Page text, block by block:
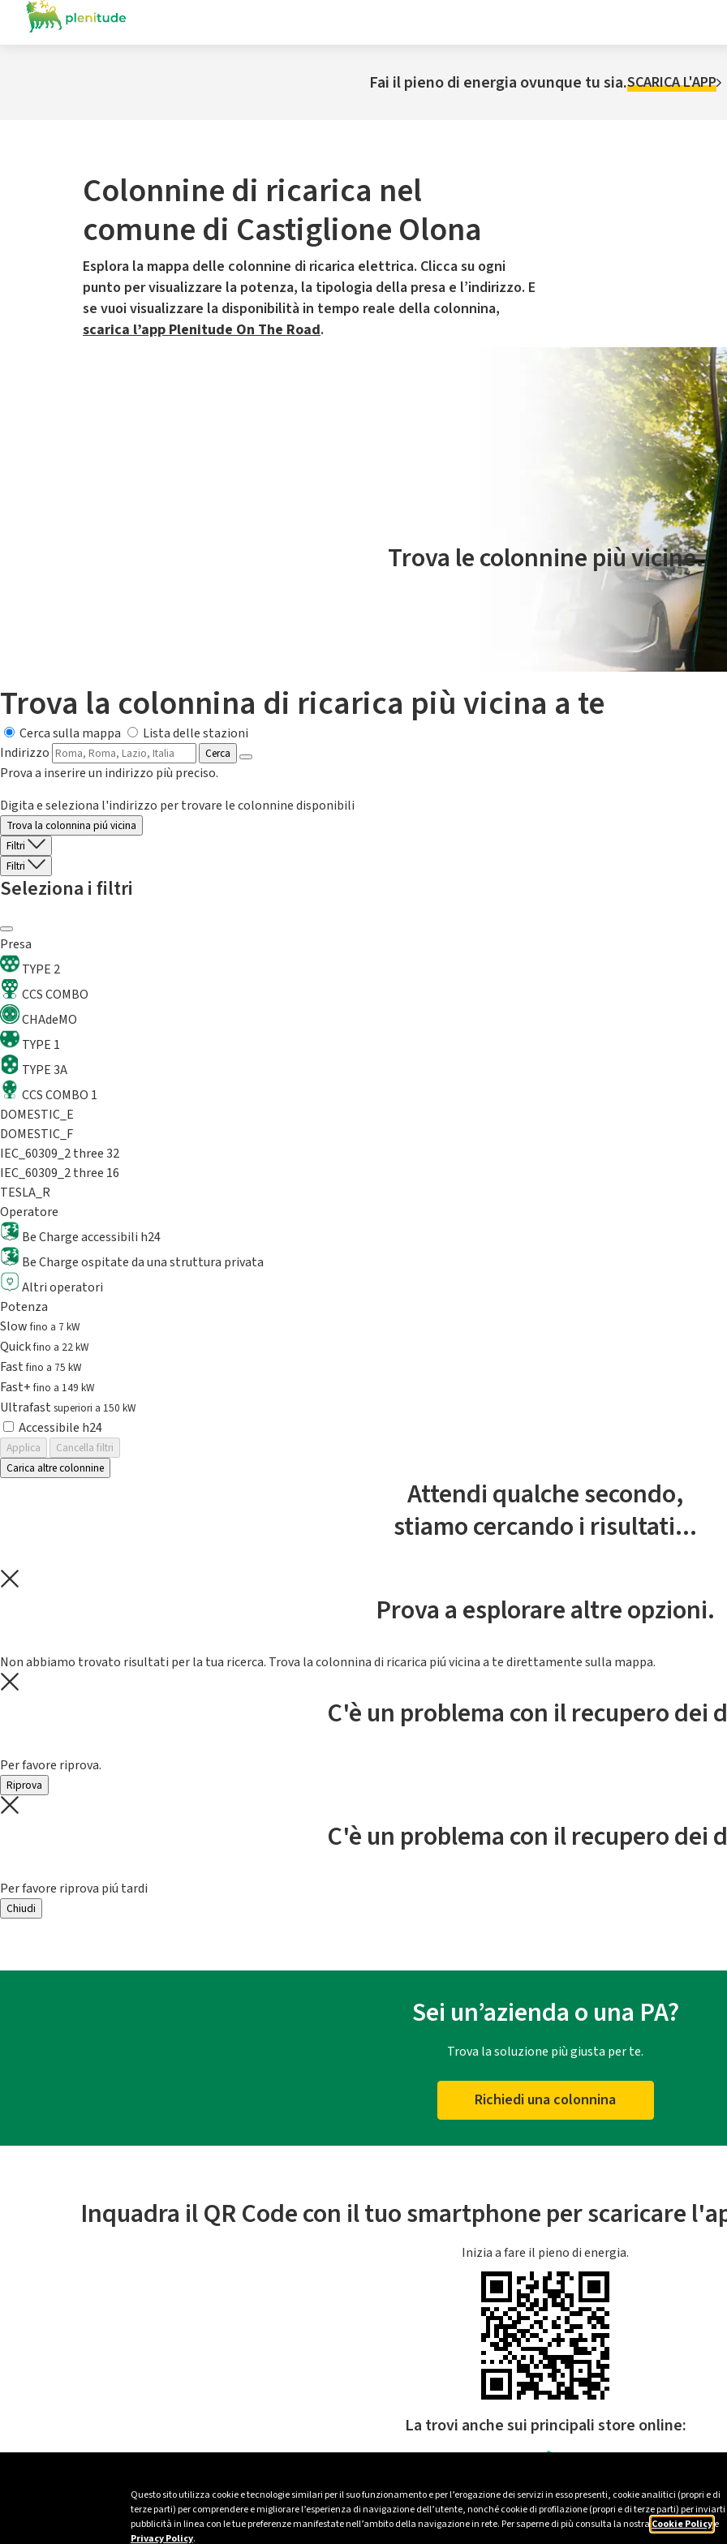
Questo sito utilizza cookie e tecnologie similari per il suo funzionamento e per l’erogazione dei servizi in esso presenti, cookie analitici (propri e di
terze parti) per comprendere e migliorare l’esperienza di navigazione dell’utente, nonché cookie di profilazione (propri e di terze parti) per inviarti
pubblicità in linea con le tue preferenze manifestate nell’ambito della navigazione in rete. Per saperne di più consulta la nostra Cookie Policye
Privacy Policy.
Fai il pieno di energia ovunque tu sia.SCARICA L'APP
Colonnine di ricarica nel
comune di Castiglione Olona
Esplora la mappa delle colonnine di ricarica elettrica. Clicca su ogni
punto per visualizzare la potenza, la tipologia della presa e l’indirizzo. E
se vuoi visualizzare la disponibilità in tempo reale della colonnina,
scarica l’app Plenitude On The Road.
Il servizio di mobilità elettrica è gestito da Plenitude On The Road
Trova le colonnine più vicine.
Trova la colonnina di ricarica più vicina a te
Cerca sulla mappa
Lista delle stazioni
Indirizzo
Cerca
Prova a inserire un indirizzo più preciso.
Digita e seleziona l'indirizzo per trovare le colonnine disponibili
Trova la colonnina piú vicina
Filtri
Filtri
Seleziona i filtri
Presa
TYPE 2
CCS COMBO
CHAdeMO
TYPE 1
TYPE 3A
CCS COMBO 1
DOMESTIC_E
DOMESTIC_F
IEC_60309_2 three 32
IEC_60309_2 three 16
TESLA_R
Operatore
Be Charge accessibili h24
Be Charge ospitate da una struttura privata
Altri operatori
Potenza
Slowfino a 7 kW
Quickfino a 22 kW
Fastfino a 75 kW
Fast+fino a 149 kW
Ultrafast superiori a 150 kW
Accessibile h24
Applica
Cancella filtri
Carica altre colonnine
Attendi qualche secondo,
stiamo cercando i risultati...
Prova a esplorare altre opzioni.
Non abbiamo trovato risultati per la tua ricerca. Trova la colonnina di ricarica piú vicina a te direttamente sulla mappa.
C'è un problema con il recupero dei
Per favore riprova.
Riprova
C'è un problema con il recupero dei
Per favore riprova piú tardi
Chiudi
Sei un’azienda o una PA?
Trova la soluzione più giusta per te.
Richiedi una colonnina
Inquadra il QR Code con il tuo smartphone per scaricare
Inizia a fare il pieno di energia.
La trovi anche sui principali store online: